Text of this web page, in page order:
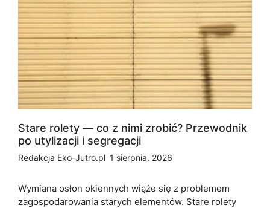
Stare rolety — co z nimi zrobić? Przewodnik
po utylizacji i segregacji
Redakcja Eko-Jutro.pl 1 sierpnia, 2026
Wymiana osłon okiennych wiąże się z problemem
zagospodarowania starych elementów. Stare rolety